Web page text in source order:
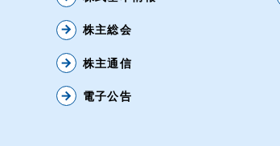
arrow_forward 株主総会
arrow_forward 株主通信
arrow_forward 電子公告